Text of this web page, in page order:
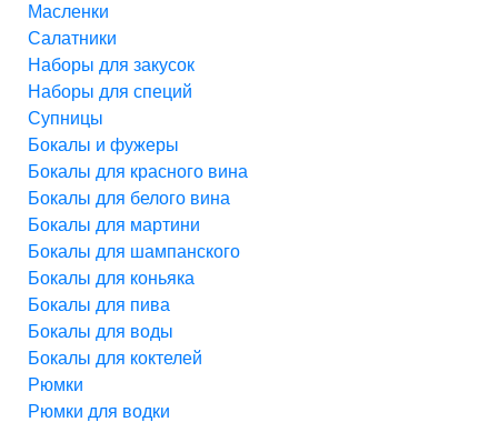
Масленки
Салатники
Наборы для закусок
Наборы для специй
Супницы
Бокалы и фужеры
Бокалы для красного вина
Бокалы для белого вина
Бокалы для мартини
Бокалы для шампанского
Бокалы для коньяка
Бокалы для пива
Бокалы для воды
Бокалы для коктелей
Рюмки
Рюмки для водки